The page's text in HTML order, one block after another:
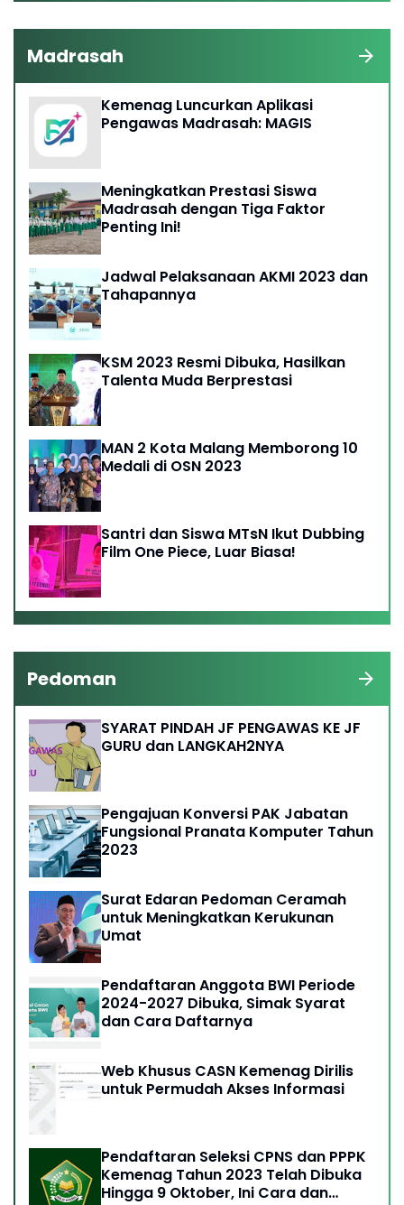
Madrasah
Kemenag Luncurkan Aplikasi
Pengawas Madrasah: MAGIS
Meningkatkan Prestasi Siswa
Madrasah dengan Tiga Faktor
Penting Ini!
Jadwal Pelaksanaan AKMI 2023 dan
Tahapannya
KSM 2023 Resmi Dibuka, Hasilkan
Talenta Muda Berprestasi
MAN 2 Kota Malang Memborong 10
Medali di OSN 2023
Santri dan Siswa MTsN Ikut Dubbing
Film One Piece, Luar Biasa!
Pedoman
SYARAT PINDAH JF PENGAWAS KE JF
GURU dan LANGKAH2NYA
Pengajuan Konversi PAK Jabatan
Fungsional Pranata Komputer Tahun
2023
Surat Edaran Pedoman Ceramah
untuk Meningkatkan Kerukunan
Umat
Pendaftaran Anggota BWI Periode
2024-2027 Dibuka, Simak Syarat
dan Cara Daftarnya
Web Khusus CASN Kemenag Dirilis
untuk Permudah Akses Informasi
Pendaftaran Seleksi CPNS dan PPPK
Kemenag Tahun 2023 Telah Dibuka
Hingga 9 Oktober, Ini Cara dan